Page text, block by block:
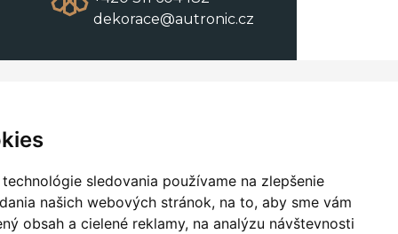
sledovania používame na zlepšenie
našich webových stránok, na to, aby sme vám
obsah a cielené reklamy, na analýzu návštevnosti
dekorace@autronic.cz
Kontakty